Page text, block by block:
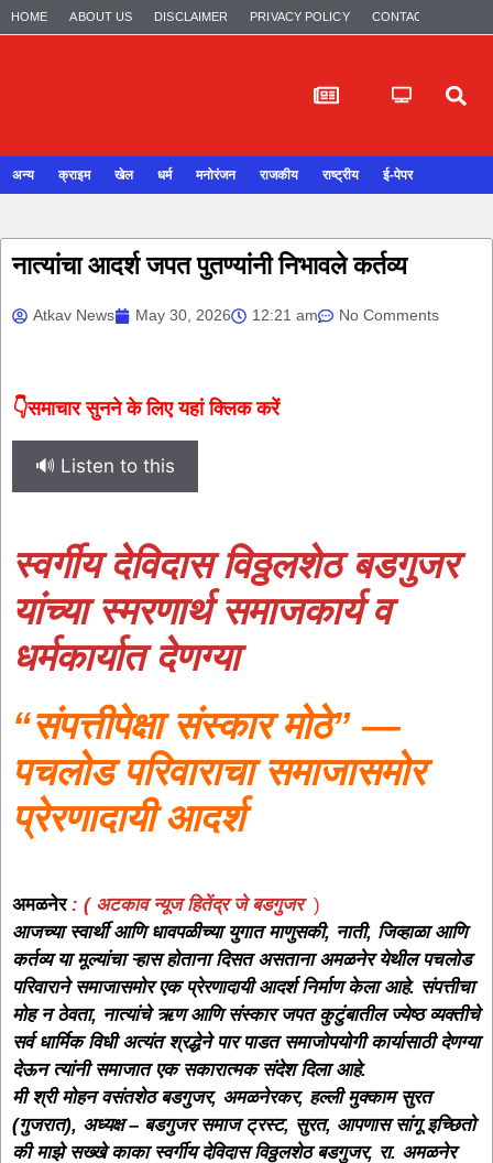
HOME ABOUT US DISCLAIMER PRIVACY POLICY CONTACT US
अन्य क्राइम खेल धर्म मनोरंजन राजकीय राष्ट्रीय ई-पेपर
नात्यांचा आदर्श जपत पुतण्यांनी निभावले कर्तव्य
Atkav News May 30, 2026 12:21 am No Comments
👇समाचार सुनने के लिए यहां क्लिक करें
🔊 Listen to this
स्वर्गीय देविदास विठ्ठलशेठ बडगुजर
यांच्या स्मरणार्थ समाजकार्य व
धर्मकार्यात देणग्या
“संपत्तीपेक्षा संस्कार मोठे” —
पचलोड परिवाराचा समाजासमोर
प्रेरणादायी आदर्श
अमळनेर : ( अटकाव न्यूज हितेंद्र जेबडगुजर)
आजच्यास्वार्थी आणि धावपळीच्या युगात माणुसकी, नाती, जिव्हाळा आणि
कर्तव्य या मूल्यांचा ऱ्हास होताना दिसत असताना अमळनेर येथील पचलोड
परिवाराने समाजासमोर एक प्रेरणादायी आदर्श निर्माण केला आहे. संपत्तीचा
मोह न ठेवता, नात्यांचे ऋण आणि संस्कार जपत कुटुंबातील ज्येष्ठ व्यक्तीचे
सर्व धार्मिक विधी अत्यंत श्रद्धेने पार पाडत समाजोपयोगी कार्यासाठी देणग्या
देऊन त्यांनी समाजात एक सकारात्मक संदेश दिला आहे.
मी श्री मोहन वसंतशेठ बडगुजर, अमळनेरकर, हल्ली मुक्काम सुरत
(गुजरात), अध्यक्ष – बडगुजर समाज ट्रस्ट, सुरत, आपणास सांगू इच्छितो
की माझे सख्खे काका स्वर्गीय देविदास विठ्ठलशेठ बडगुजर, रा. अमळनेर